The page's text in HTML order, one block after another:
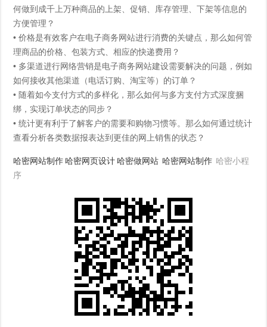
何做到成千上万种商品的上架、促销、库存管理、下架等信息的
方便管理？
• 价格是有效客户在电子商务网站进行消费的关键点，那么如何管
理商品的价格、包装方式、相应的快递费用？
• 多渠道进行网络营销是电子商务网站建设需要解决的问题，例如
如何接收其他渠道（电话订购、淘宝等）的订单？
• 随着如今支付方式的多样化，那么如何与多方支付方式深度捆
绑，实现订单状态的同步？
• 统计更有利于了解客户的需要和购物习惯等。那么如何通过统计
查看分析各类数据报表达到更佳的网上销售的状态？
哈密网站制作 哈密网页设计 哈密做网站 哈密网站制作 哈密小程
序